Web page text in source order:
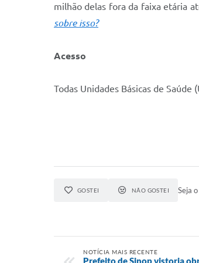
milhão delas fora da faixa etária
sobre isso?
Acesso
Todas Unidades Básicas de
GOSTEI NÃO GOSTEI Seja
NOTÍCIA MAIS RECENTE
Prefeito de Sinop vistoria